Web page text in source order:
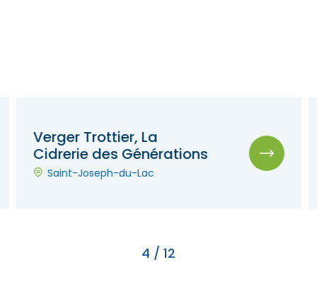
Verger Trottier, La
Cidrerie des Générations
Saint-Joseph-du-Lac
4 / 12